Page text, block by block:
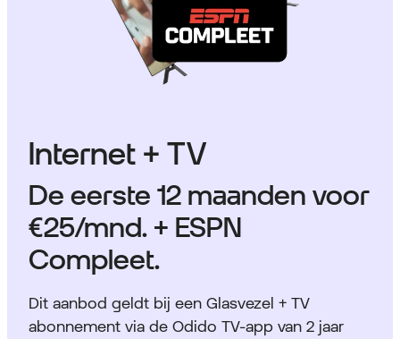
Internet + TV
De eerste 12 maanden voor
€25/mnd. + ESPN
Compleet.
Dit aanbod geldt bij een Glasvezel + TV
abonnement via de Odido TV-app van 2 jaar